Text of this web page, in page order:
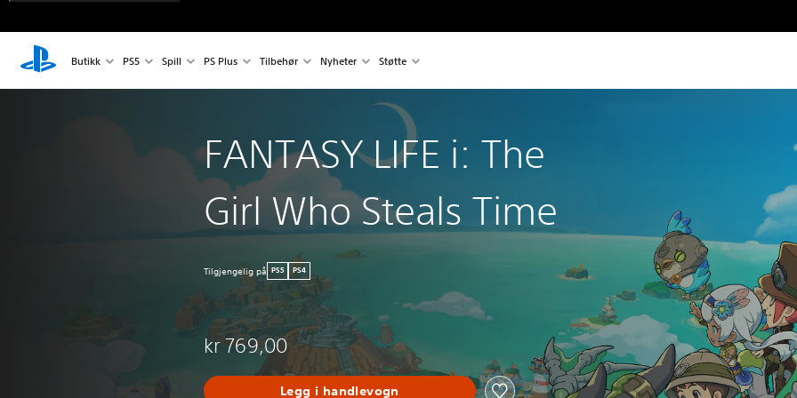
Butikk PS5 Spill PS Plus Tilbehør Nyheter Støtte
FANTASY LIFE i: The
Girl Who Steals Time
Tilgjengelig på PS5 PS4
kr 769,00
Legg i handlevogn